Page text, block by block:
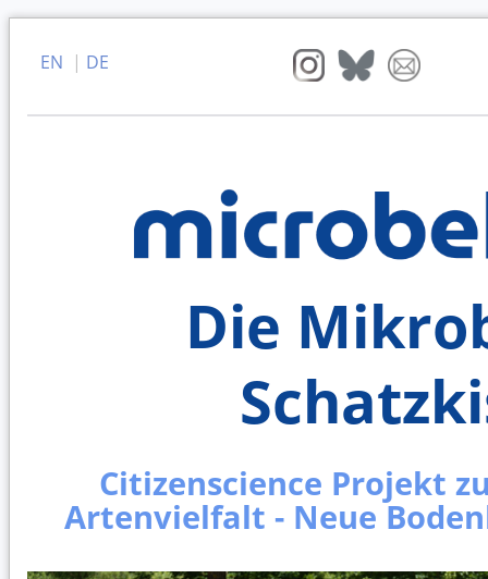
EN | DE
Die
Citizenscience Projekt
Artenvielfalt - Neue